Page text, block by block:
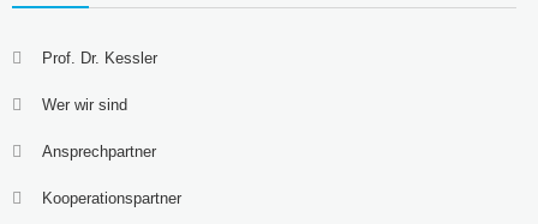
Prof. Dr. Kessler
Wer wir sind
Ansprechpartner
Kooperationspartner